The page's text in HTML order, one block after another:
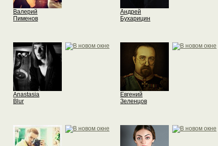
Валерий
Пименов
Андрей
Бухарицин
Anastasia
Blur
Евгений
Зеленцов